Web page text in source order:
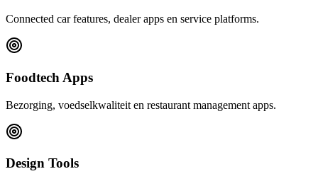
Connected car features, dealer apps en service platforms.
Foodtech Apps
Bezorging, voedselkwaliteit en restaurant management apps.
Design Tools